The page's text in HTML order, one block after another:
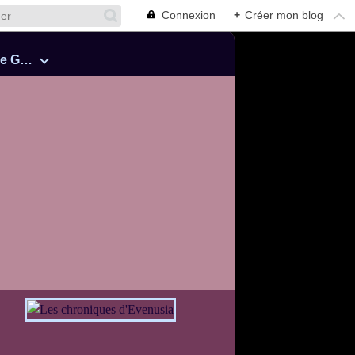
Connexion + Créer mon blog
Cinquante Nuances de Grey